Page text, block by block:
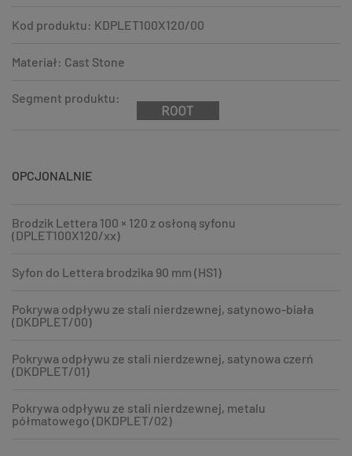
Kod produktu: KDPLET100X120/00
Materiał: Cast Stone
Segment produktu:
OPCJONALNIE
Brodzik Lettera 100 × 120 z osłoną syfonu
(DPLET100X120/xx)
Syfon do Lettera brodzika 90 mm (HS1)
Pokrywa odpływu ze stali nierdzewnej, satynowo-biała
(DKDPLET/00)
Pokrywa odpływu ze stali nierdzewnej, satynowa czerń
(DKDPLET/01)
Pokrywa odpływu ze stali nierdzewnej, metalu
półmatowego (DKDPLET/02)